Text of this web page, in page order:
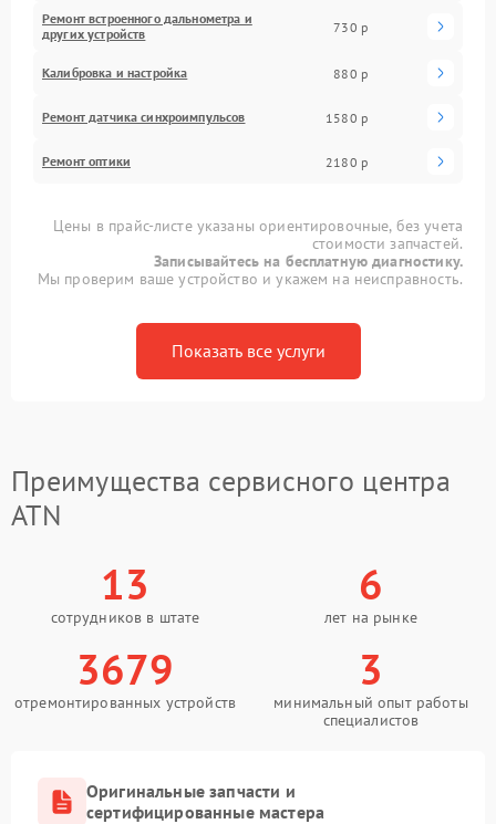
Ремонт встроенного дальнометра и
других устройств
730 р
Калибровка и настройка 880 р
Ремонт датчика синхроимпульсов 1580 р
Ремонт оптики 2180 р
Цены в прайс-листе указаны ориентировочные, без учета
стоимости запчастей.
Записывайтесь на бесплатную диагностику.
Мы проверим ваше устройство и укажем на неисправность.
Показать все услуги
Преимущества сервисного центра
ATN
13
сотрудников в штате
6
лет на рынке
3679
отремонтированных устройств
3
минимальный опыт работы
специалистов
Оригинальные запчасти и
сертифицированные мастера